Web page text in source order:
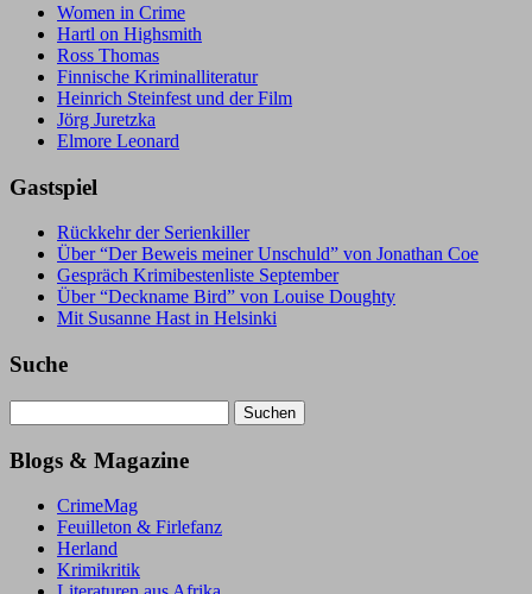
Women in Crime
Hartl on Highsmith
Ross Thomas
Finnische Kriminalliteratur
Heinrich Steinfest und der Film
Jörg Juretzka
Elmore Leonard
Gastspiel
Rückkehr der Serienkiller
Über “Der Beweis meiner Unschuld” von Jonathan Coe
Gespräch Krimibestenliste September
Über “Deckname Bird” von Louise Doughty
Mit Susanne Hast in Helsinki
Suche
nach:
Blogs & Magazine
CrimeMag
Feuilleton & Firlefanz
Herland
Krimikritik